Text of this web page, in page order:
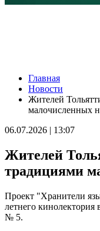
В Кошкинском районе
территорий
08.08.2026 | 08:07
+32 °C и вечерний
08.08.2026 | 07:08
ракетную и
В Большой Глушице
Вячеслав Федорищев:
сердцем болеет за
вклад в ее развитие"
Главная
Новости
Жителей
малочисленных
06.07.2026 | 13:07
Жителей
традициями
Проект "Хранители
летнего кинолектория
№ 5.